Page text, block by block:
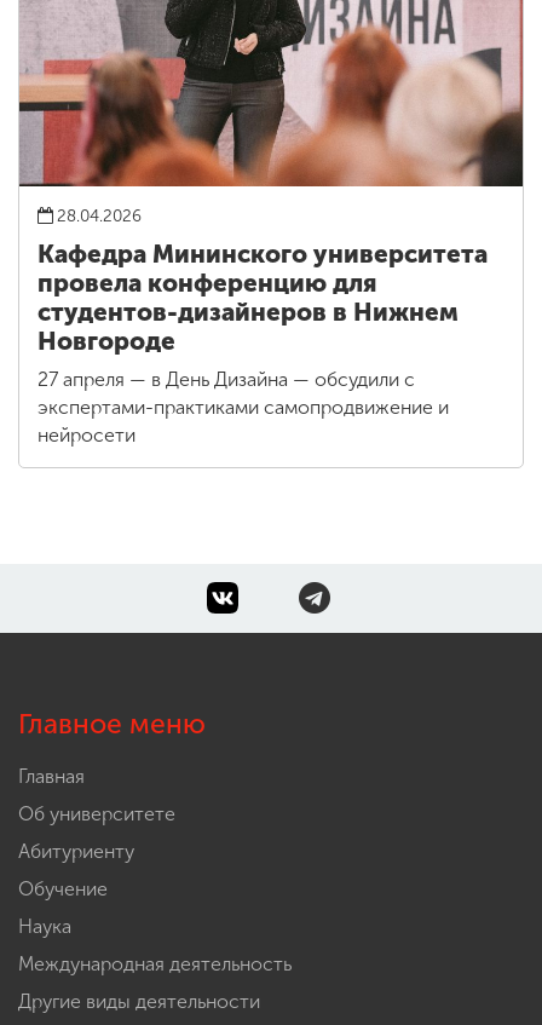
28.04.2026
Кафедра Мининского университета
провела конференцию для
студентов-дизайнеров в Нижнем
Новгороде
27 апреля — в День Дизайна — обсудили с
экспертами-практиками самопродвижение и
нейросети
Главное меню
Главная
Об университете
Абитуриенту
Обучение
Наука
Международная деятельность
Другие виды деятельности